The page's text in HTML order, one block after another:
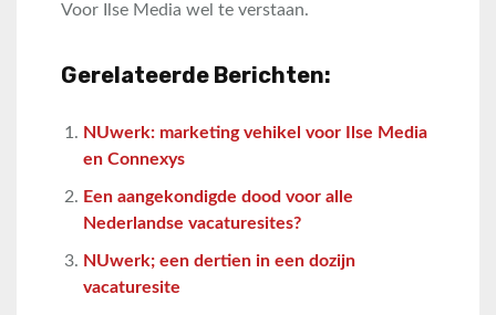
Voor Ilse Media wel te verstaan.
Gerelateerde Berichten:
NUwerk: marketing vehikel voor Ilse Media
en Connexys
Een aangekondigde dood voor alle
Nederlandse vacaturesites?
NUwerk; een dertien in een dozijn
vacaturesite